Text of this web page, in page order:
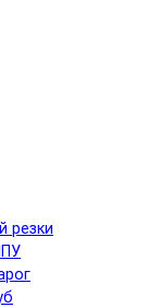
резки